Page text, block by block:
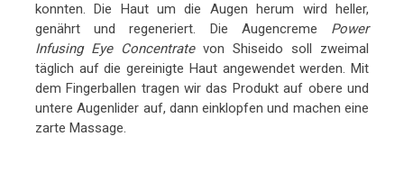
konnten. Die Haut um die Augen herum wird heller,
genährt und regeneriert. Die Augencreme Power
Infusing Eye Concentratevon Shiseido soll zweimal
täglich auf die gereinigte Haut angewendet werden. Mit
dem Fingerballen tragen wir das Produkt auf obere und
untere Augenlider auf, dann einklopfen und machen eine
zarte Massage.